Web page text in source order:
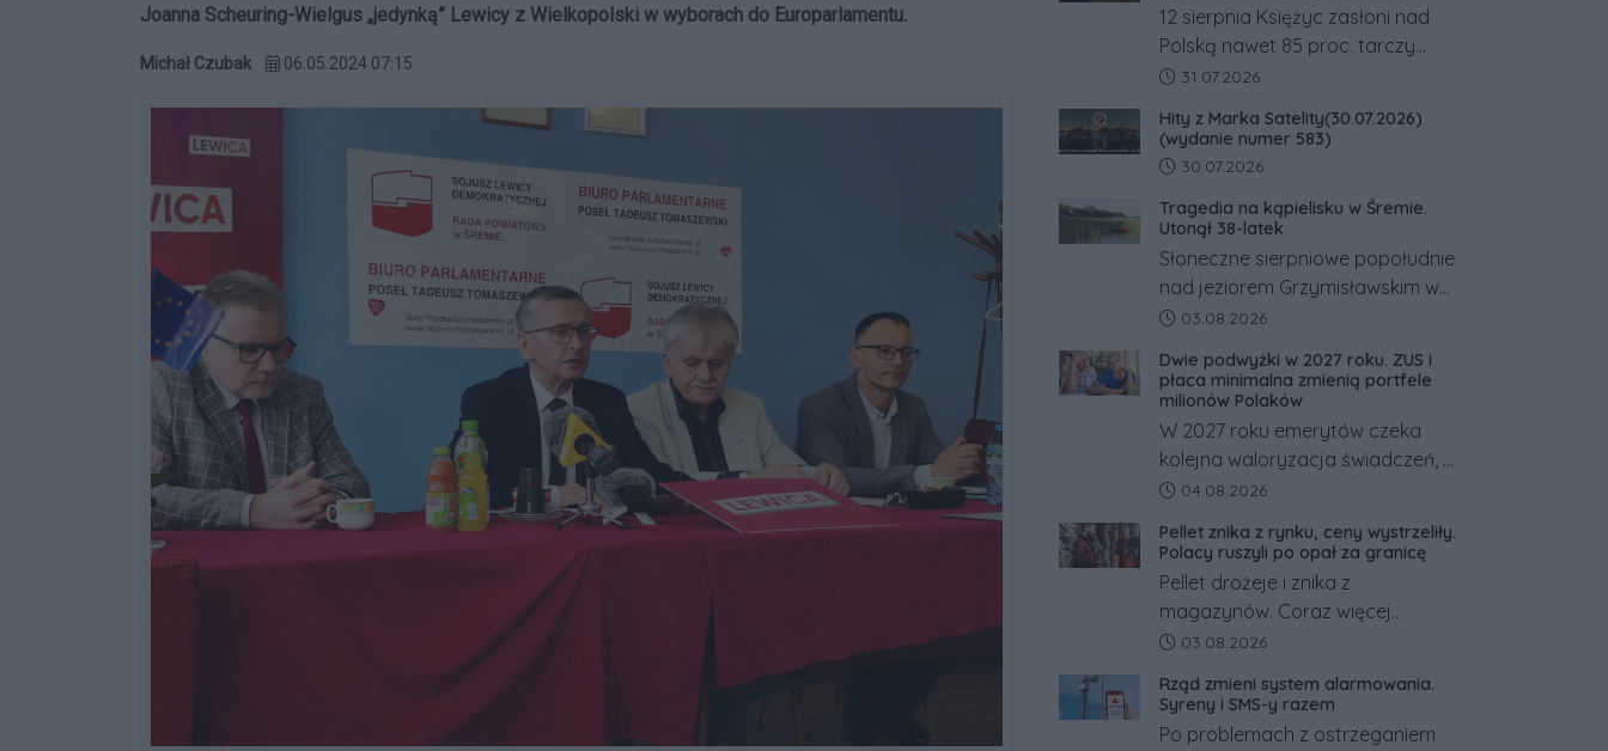
Joanna Scheuring-Wielgus „jedynką” Lewicy z Wielkopolski w wyborach do Europarlamentu.
Michał Czubak 06.05.2024 07:15
12 sierpnia Księżyc zasłoni nad
Polską nawet 85 proc. tarczy
Słońca. Największe zaćmienie od
zachodem.
Data dodania artykułu:
31.07.2026
Hity z Marka Satelity(30.07.2026)
(wydanie numer 583)
Data dodania artykułu:
30.07.2026
Tragedia na kąpielisku w Śremie.
Utonął 38-latek
Słoneczne sierpniowe popołudnie
nad jeziorem Grzymisławskim w
powiecie śremskim zakończyło
zdołały odwrócić nawet
natychmiastowe działania służb
ratunkowych.
Data dodania artykułu:
03.08.2026
Dwie podwyżki w 2027 roku. ZUS i
płaca minimalna zmienią portfele
milionów Polaków
W 2027 roku emerytów czeka
kolejna waloryzacja świadczeń, a
pracowników podwyżka płacy
tym zmianom zyskają.
Data dodania artykułu:
04.08.2026
Pellet znika z rynku, ceny wystrzeliły.
Polacy ruszyli po opał za granicę
Pellet drożeje i znika z
magazynów. Coraz więcej
Polaków szuka opału za granicą,
złotych tańszy niż w kraju. Co się
dzieje?
Data dodania artykułu:
03.08.2026
Rząd zmieni system alarmowania.
Syreny i SMS-y razem
Po problemach z ostrzeganiem